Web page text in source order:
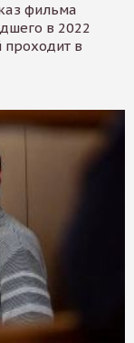
фильма
в 2022
проходит в